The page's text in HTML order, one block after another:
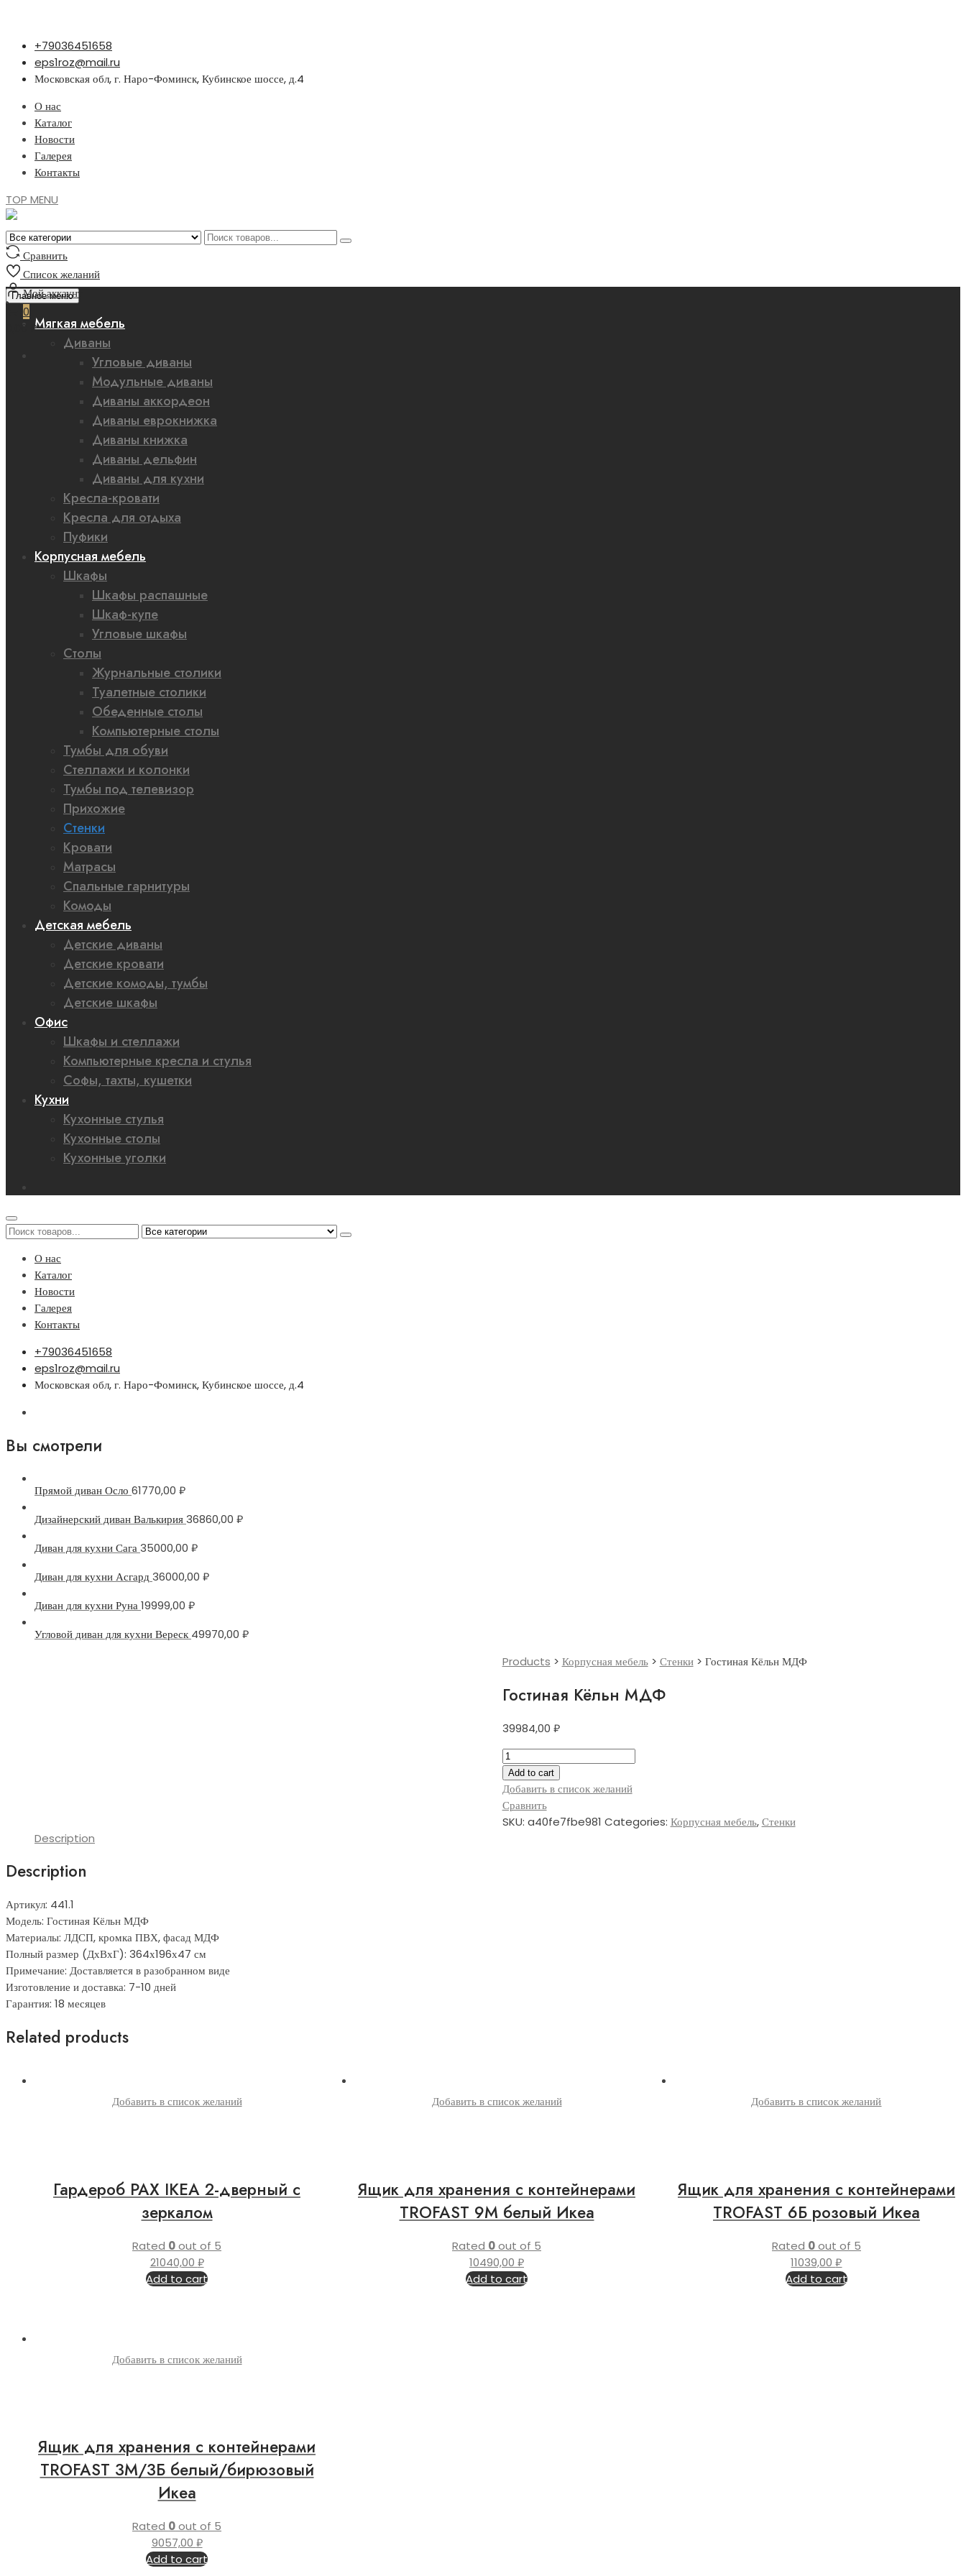
Перейти
содержимому
+79036451658
eps1roz@mail.ru
Московская обл, г. Наро-Фоминск, Кубинское шоссе, д.4
О нас
Каталог
Новости
Галерея
Контакты
TOP MENU
Сравнить
Список желаний
Мой аккаунт
0
0,00 ₽
Главное меню
Мягкая мебель
Диваны
Угловые диваны
Модульные диваны
Диваны аккордеон
Диваны еврокнижка
Диваны книжка
Диваны дельфин
Диваны для кухни
Кресла-кровати
Кресла для отдыха
Пуфики
Корпусная мебель
Шкафы
Шкафы распашные
Шкаф-купе
Угловые шкафы
Столы
Журнальные столики
Туалетные столики
Обеденные столы
Компьютерные столы
Тумбы для обуви
Стеллажи и колонки
Тумбы под телевизор
Прихожие
Стенки
Кровати
Матрасы
Спальные гарнитуры
Комоды
Детская мебель
Детские диваны
Детские кровати
Детские комоды, тумбы
Детские шкафы
Офис
Шкафы и стеллажи
Компьютерные кресла и стулья
Софы, тахты, кушетки
Кухни
Кухонные стулья
Кухонные столы
Кухонные уголки
О нас
Каталог
Новости
Галерея
Контакты
+79036451658
eps1roz@mail.ru
Московская обл, г. Наро-Фоминск, Кубинское шоссе, д.4
Вы смотрели
Прямой диван Осло 61770,00 ₽
Дизайнерский диван Валькирия36860,00 ₽
Диван для кухни Сага35000,00 ₽
Диван для кухни Асгард36000,00 ₽
Диван для кухни Руна19999,00 ₽
Угловой диван для кухни Вереск 49970,00 ₽
Products > Корпусная мебель> Стенки> Гостиная Кёльн МДФ
Гостиная Кёльн МДФ
39984,00 ₽
Гостиная
Кёльн
МДФ
quantity
Add to cart
Добавить в список желаний
Сравнить
SKU: a40fe7fbe981 Categories: Корпусная мебель,Стенки
Description
Description
Артикул: 441.1
Модель: Гостиная Кёльн МДФ
Материалы: ЛДСП, кромка ПВХ, фасад МДФ
Полный размер (ДхВхГ): 364х196х47 см
Примечание: Доставляется в разобранном виде
Изготовление и доставка: 7-10 дней
Гарантия: 18 месяцев
Related products
Добавить в список желаний
Гардероб PAX IKEA 2-дверный с
зеркалом
Rated 0out of 5
21040,00 ₽
Add to cart
Добавить в список желаний
Ящик для хранения с контейнерами
TROFAST 9М белый Икеа
Rated 0out of 5
10490,00 ₽
Add to cart
Добавить в список желаний
Ящик для хранения с контейнерами
TROFAST 6Б розовый Икеа
Rated 0out of 5
11039,00₽
Add to cart
Добавить в список желаний
Ящик для хранения с контейнерами
TROFAST 3М/3Б белый/бирюзовый
Икеа
Rated 0out of 5
9057,00 ₽
Add to cart